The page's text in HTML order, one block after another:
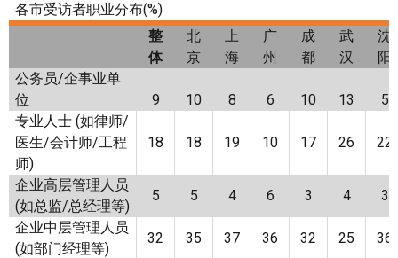
各市受访者职业分布(%)
整
体
北
京
上
海
广
州
成
都
武
汉
沈
阳
公务员/企事业单
位
9 10 8 6 10 13
5
专业人士 (如律师/
医生/会计师/工程
师)
18 18 19 10 17 26 22
企业高层管理人员
(如总监/总经理等)
5 5 4 6 3 4
3
企业中层管理人员
(如部门经理等)
32 35 37 36 32 25 36